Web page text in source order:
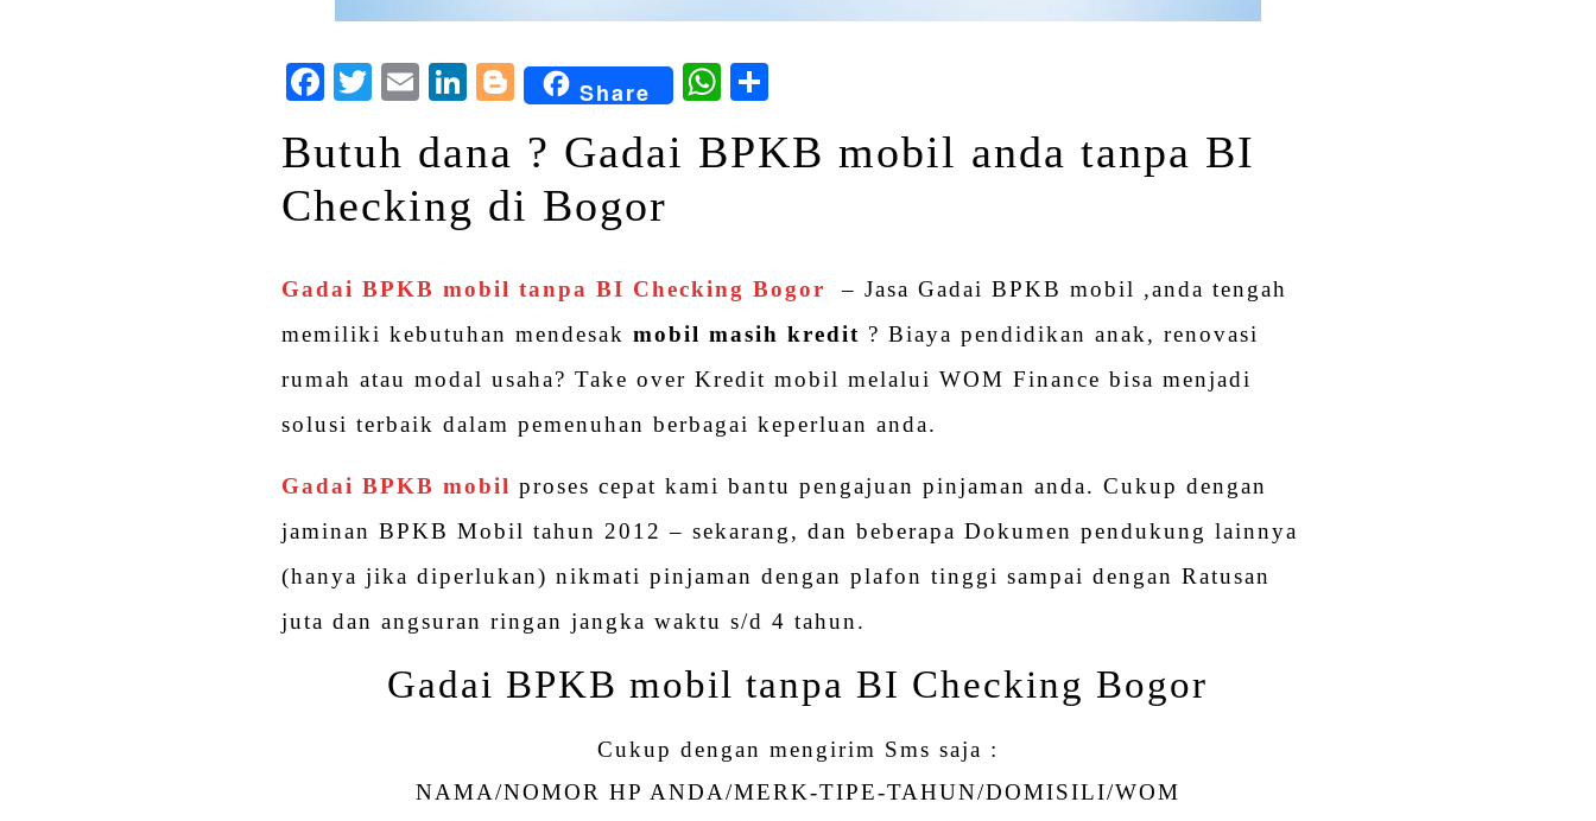
Facebook
Twitter
EmailLinkedIn
Blogger
Share WhatsApp
Butuh dana ? Gadai BPKB mobil anda tanpa BI
Checking di Bogor
Gadai BPKB mobil tanpa BI Checking Bogor
– Jasa Gadai BPKB mobil ,anda tengah
memiliki kebutuhan mendesakmobil masih kredit ? Biaya pendidikan anak, renovasi
rumah atau modal usaha? Take over Kredit mobil melalui WOM Finance bisa menjadi
solusi terbaik dalam pemenuhan berbagai keperluan anda.
Gadai BPKB mobil proses cepat kami bantu pengajuan pinjaman anda. Cukup dengan
jaminan BPKB Mobil tahun 2012 – sekarang, dan beberapa Dokumen pendukung lainnya
(hanya jika diperlukan) nikmati pinjaman dengan plafon tinggi sampai dengan Ratusan
juta dan angsuran ringan jangka waktu s/d 4 tahun.
Gadai BPKB mobil tanpa BI Checking Bogor
Cukup dengan mengirim Sms saja :
NAMA/NOMOR HP ANDA/MERK-TIPE-TAHUN/DOMISILI/WOM